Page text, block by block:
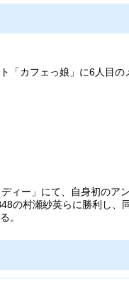
「カフェっ娘」に6人目の
ィー」にて、自身初のア
の村瀬紗英らに勝利し、
。